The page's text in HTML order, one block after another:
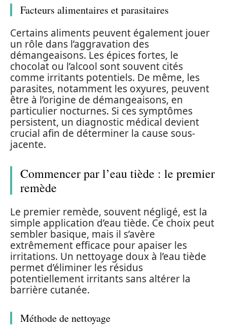
Facteurs alimentaires et parasitaires
Certains aliments peuvent également jouer
un rôle dans l’aggravation des
démangeaisons. Les épices fortes, le
chocolat ou l’alcool sont souvent cités
comme irritants potentiels. De même, les
parasites, notamment les oxyures, peuvent
être à l’origine de démangeaisons, en
particulier nocturnes. Si ces symptômes
persistent, un diagnostic médical devient
crucial afin de déterminer la cause sous-
jacente.
Commencer par l’eau tiède : le premier
remède
Le premier remède, souvent négligé, est la
simple application d’eau tiède. Ce choix peut
sembler basique, mais il s’avère
extrêmement efficace pour apaiser les
irritations. Un nettoyage doux à l’eau tiède
permet d’éliminer les résidus
potentiellement irritants sans altérer la
barrière cutanée.
Méthode de nettoyage